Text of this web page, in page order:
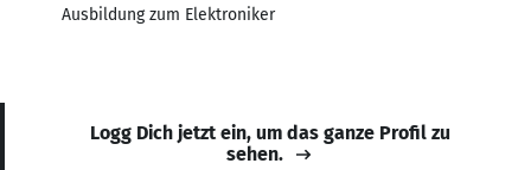
Ausbildung zum Elektroniker
Logg Dich jetzt ein, um das ganze Profil zu
sehen.